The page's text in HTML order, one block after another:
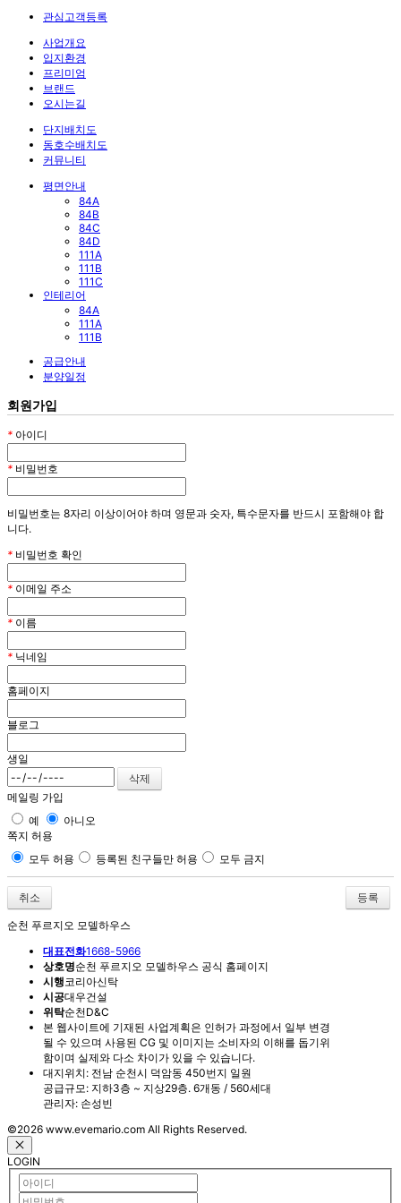
관심고객등록
사업개요
입지환경
프리미엄
브랜드
오시는길
단지배치도
동호수배치도
커뮤니티
평면안내
84A
84B
84C
84D
111A
111B
111C
인테리어
84A
111A
111B
공급안내
분양일정
회원가입
* 아이디
* 비밀번호
비밀번호는 8자리 이상이어야 하며 영문과 숫자, 특수문자를 반드시 포함해야 합
니다.
* 비밀번호 확인
* 이메일 주소
* 이름
* 닉네임
홈페이지
블로그
생일
메일링 가입
예
아니오
쪽지 허용
모두 허용
등록된 친구들만 허용 모두 금지
취소
순천 푸르지오 모델하우스
대표전화1668-5966
상호명순천 푸르지오 모델하우스 공식 홈페이지
시행코리아신탁
시공대우건설
위탁순천D&C
본 웹사이트에 기재된 사업계획은 인허가 과정에서 일부 변경
될 수 있으며 사용된 CG 및 이미지는 소비자의 이해를 돕기위
함이며 실제와 다소 차이가 있을 수 있습니다.
대지위치: 전남 순천시 덕암동 450번지 일원
공급규모: 지하3층 ~ 지상29층. 6개동 / 560세대
관리자: 손성빈
©2026 www.evemario.com All Rights Reserved.
LOGIN